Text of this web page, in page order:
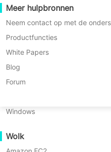
Herstelbaarheid
VM-herstelverificatie
OS Herstelverificatie
Gegevensbeveiliging
KayGrid
InCloud Sphere
Arcfra
FusionOne Compute
NexaVM
Fysieke server
Windows
Wolk
Meer hulpbronnen
Neem contact op met de
Productfuncties
White Papers
Blog
Forum
Overzicht